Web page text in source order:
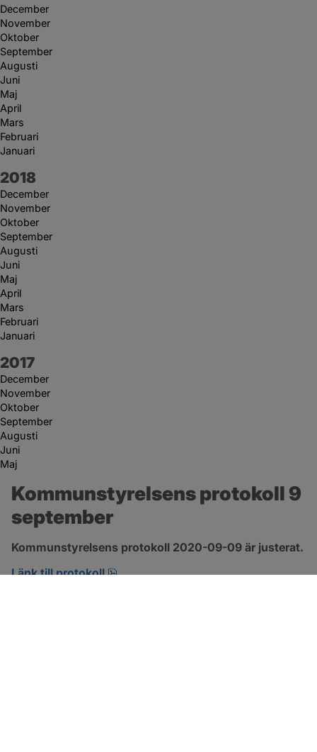
December
November
Oktober
September
Augusti
Juni
Maj
April
Mars
Februari
Januari
År:
2018
December
November
Oktober
September
Augusti
Juni
Maj
April
Mars
Februari
Januari
År:
2017
December
November
Oktober
September
Augusti
Juni
Maj
Kommunstyrelsens protokoll 9
september
Kommunstyrelsens protokoll 2020-09-09 är justerat.
Länk till protokoll
pdf, 421.6 kB, öppnas i nytt fönster.